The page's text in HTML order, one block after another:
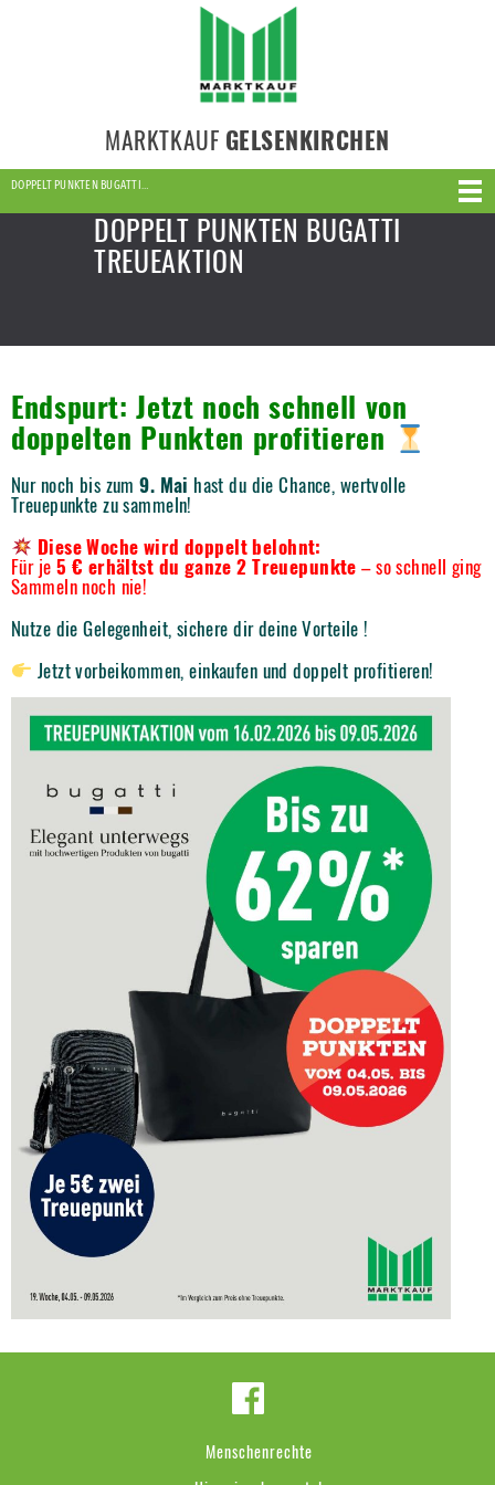
MARKTKAUF GELSENKIRCHEN
DOPPELT PUNKTEN BUGATTI…
DOPPELT PUNKTEN BUGATTI
TREUEAKTION
Endspurt: Jetzt noch schnell von
doppelten Punkten profitieren
Nur noch bis zum9. Mai hast du die Chance, wertvolle
Treuepunkte zu sammeln!
Diese Woche wird doppelt belohnt:
Für je 5 € erhältst du ganze 2 Treuepunkte – so schnell ging
Sammeln noch nie!
Nutze die Gelegenheit, sichere dir deine Vorteile !
Jetzt vorbeikommen, einkaufen und doppelt profitieren!
Menschenrechte